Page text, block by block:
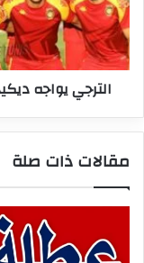
وإيابا
في
تونس
الترجي يواجه
مقالات ذات صلة